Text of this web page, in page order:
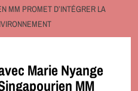
MM PROMET D’INTÉGRER LA
Marie Nyange
MM